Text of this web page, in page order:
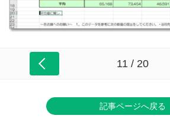
11 / 20
記事ページへ戻る